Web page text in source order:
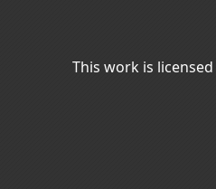
This work is